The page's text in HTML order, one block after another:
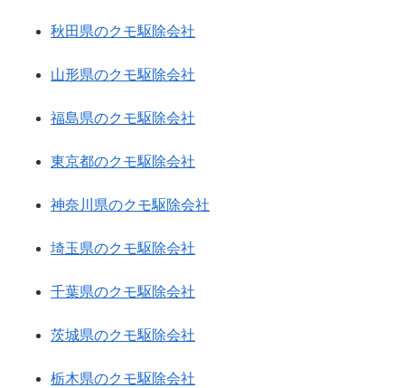
秋田県のクモ駆除会社
山形県のクモ駆除会社
福島県のクモ駆除会社
東京都のクモ駆除会社
神奈川県のクモ駆除会社
埼玉県のクモ駆除会社
千葉県のクモ駆除会社
茨城県のクモ駆除会社
栃木県のクモ駆除会社